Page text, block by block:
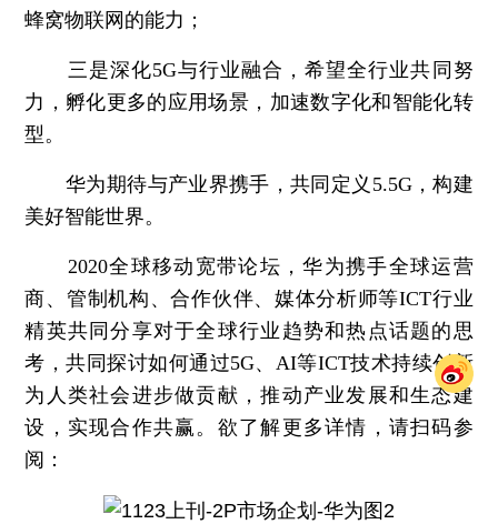
蜂窝物联网的能力；
三是深化5G与行业融合，希望全行业共同努
力，孵化更多的应用场景，加速数字化和智能化转
型。
华为期待与产业界携手，共同定义5.5G，构建
美好智能世界。
2020全球移动宽带论坛，华为携手全球运营
商、管制机构、合作伙伴、媒体分析师等ICT行业
精英共同分享对于全球行业趋势和热点话题的思
考，共同探讨如何通过5G、AI等ICT技术持续创新
为人类社会进步做贡献，推动产业发展和生态建
设，实现合作共赢。欲了解更多详情，请扫码参
阅：